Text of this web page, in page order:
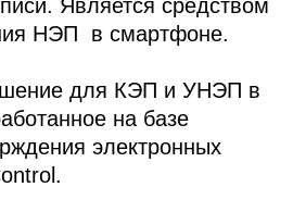
Является средством
НЭП  в смартфоне.
для КЭП и УНЭП в
на базе
электронных